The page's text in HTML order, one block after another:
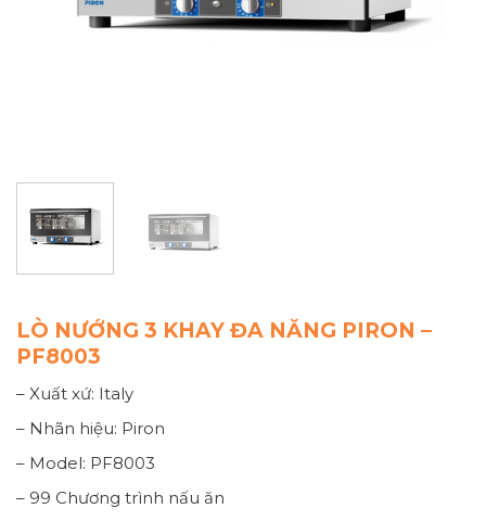
LÒ NƯỚNG 3 KHAY ĐA NĂNG PIRON –
PF8003
– Xuất xứ: Italy
– Nhãn hiệu: Piron
– Model: PF8003
– 99 Chương trình nấu ăn